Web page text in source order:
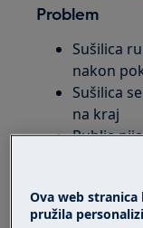
Problem
Sušilica
nakon
Sušilica
na kraj
Rublje
Ova web
pružila